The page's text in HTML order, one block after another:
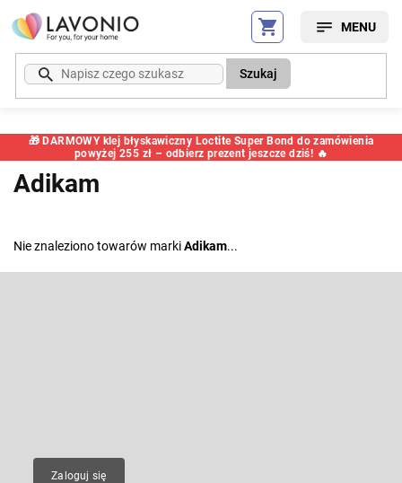
Przejść
do
treści
🎁 DARMOWY klej błyskawiczny Loctite Super Bond do zamówienia
powyżej 255 zł – odbierz prezent jeszcze dziś! 🔥
Szukaj
Adikam
Nie znaleziono towarów markiAdikam...
Zaloguj się